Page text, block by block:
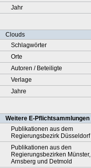
Jahr
Clouds
Schlagwörter
Orte
Autoren / Beteiligte
Verlage
Jahre
Weitere E-Pflichtsammlungen
Publikationen aus dem
Regierungsbezirk Düsseldorf
Publikationen aus den
Regierungsbezirken Münster,
Arnsberg und Detmold